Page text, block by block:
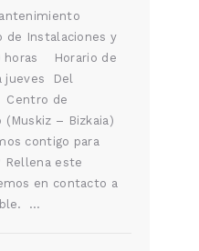
de Instalaciones y
horas Horario de
jueves Del
Centro de
(Muskiz – Bizkaia)
contigo para
Rellena este
en contacto a
…